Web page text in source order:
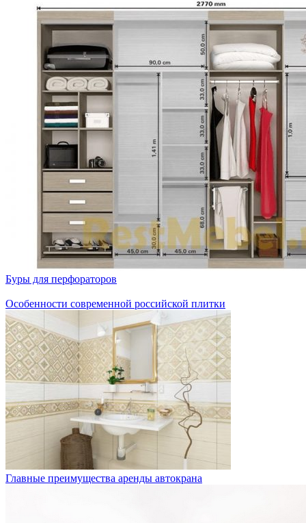
Буры для перфораторов
Особенности современной российской плитки
Главные преимущества аренды автокрана